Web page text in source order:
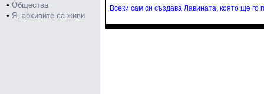
• Общества
• Я, архивите са живи
Всеки сам си създава Лавината, която ще го